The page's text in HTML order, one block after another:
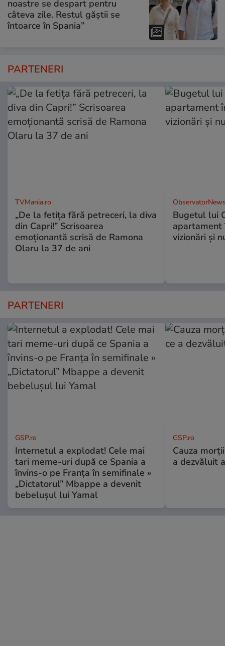
noastre se despart pentru
câteva zile. Restul găștii se
întoarce în Spania”
PARTENERI
TVMania.ro
„De la fetița fără petreceri, la diva
din Capri!” Scrisoarea
emoționantă scrisă de Ramona
Olaru la 37 de ani
Bugetul lui
apartament
vizionări şi
PARTENERI
GSP.ro
Internetul a explodat! Cele mai
tari meme-uri după ce Spania a
învins-o pe Franța în semifinale »
„Dictatorul” Mbappe a devenit
bebelușul lui Yamal
GSP.ro
Cauza
a dezvăluit